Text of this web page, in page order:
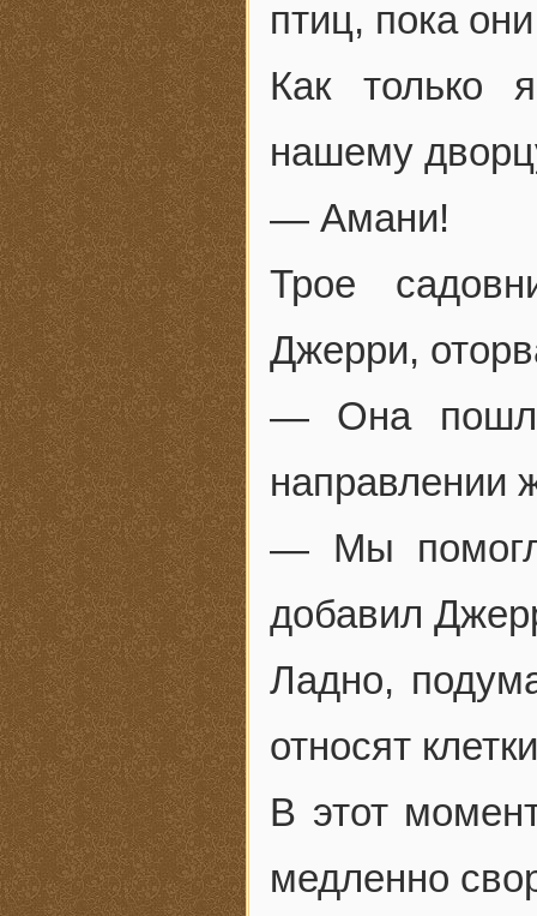
птиц, пока
Как только
нашему
— Амани!
Трое
Джерри,
— Она
направлении
— Мы
добавил
Ладно,
относят
В этот
медленно